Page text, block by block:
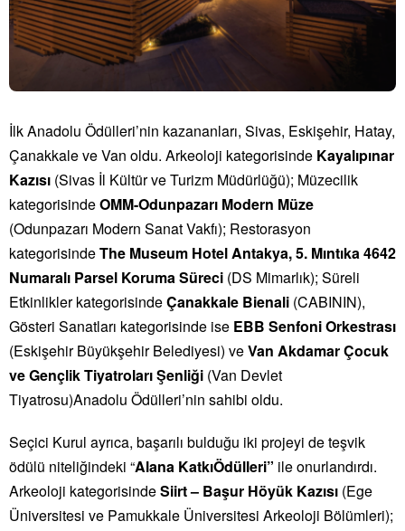
İlk Anadolu Ödülleri’nin kazananları, Sivas, Eskişehir, Hatay,
Çanakkale ve Van oldu. Arkeoloji kategorisinde Kayalıpınar
Kazısı (Sivas İl Kültür ve Turizm Müdürlüğü); Müzecilik
kategorisindeOMM-Odunpazarı Modern Müze
(Odunpazarı Modern Sanat Vakfı); Restorasyon
kategorisindeThe Museum Hotel Antakya, 5. Mıntıka 4642
Numaralı Parsel Koruma Süreci (DS Mimarlık); Süreli
Etkinlikler kategorisindeÇanakkale Bienali (CABININ),
Gösteri Sanatları kategorisinde ise EBB Senfoni Orkestrası
(Eskişehir Büyükşehir Belediyesi) veVan Akdamar Çocuk
ve Gençlik Tiyatroları Şenliği (Van Devlet
Tiyatrosu)Anadolu Ödülleri’nin sahibi oldu.
Seçici Kurul ayrıca, başarılı bulduğu iki projeyi de teşvik
ödülü niteliğindeki “Alana KatkıÖdülleri” ile onurlandırdı.
Arkeoloji kategorisindeSiirt – Başur Höyük Kazısı (Ege
Üniversitesi ve Pamukkale Üniversitesi Arkeoloji Bölümleri);